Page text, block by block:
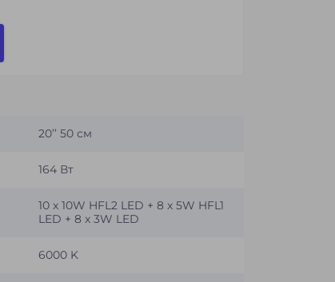
20’’ 50 см
164 Вт
10 x 10W HFL2 LED + 8 x 5W HFL1
LED + 8 x 3W LED
6000 K